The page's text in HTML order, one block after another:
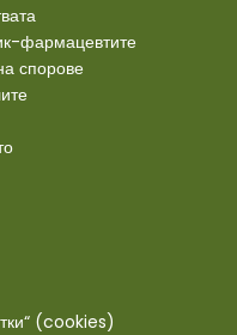
фармацевтите
спорове
(cookies)